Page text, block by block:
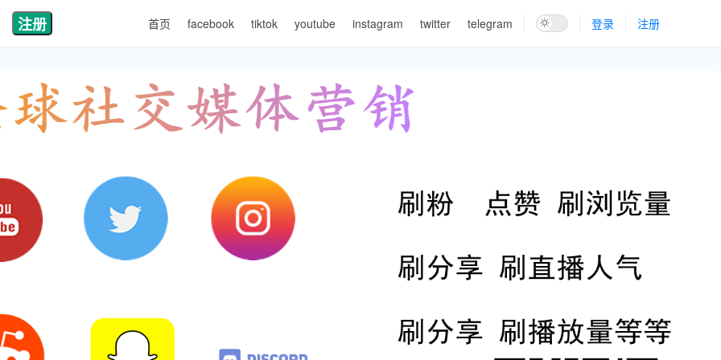
注册 首页 facebook tiktok youtube instagram twitter telegram 登录 注册